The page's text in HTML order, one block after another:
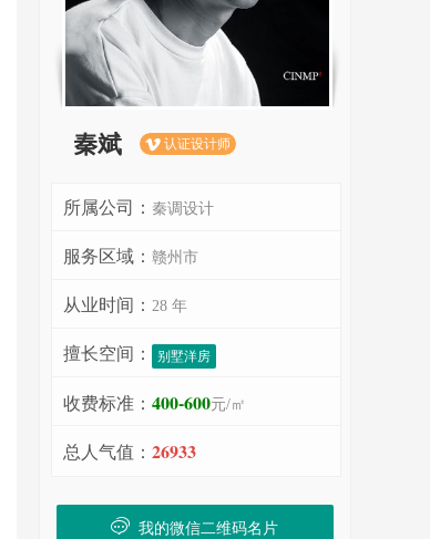
秦斌  认证设计师
所属公司： 秦调设计
服务区域： 赣州市
从业时间： 28 年
擅长空间： 别墅洋房
收费标准： 400-600元/㎡
总人气值： 26933
我的微信二维码名片